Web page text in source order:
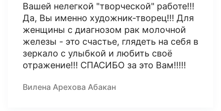
Вашей нелегкой "творческой" работе!!!
Да, Вы именно художник-творец!!! Для
женщины с диагнозом рак молочной
железы - это счастье, глядеть на себя в
зеркало с улыбкой и любить своё
отражение!!! СПАСИБО за это Вам!!!!!
Вилена Арехова Абакан